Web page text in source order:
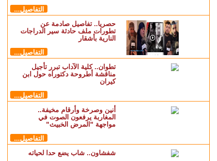
التفاصيل...
حصريا.. تفاصيل صادمة عن
تطورات ملف حادثة سير الدراجات
النارية بأشقار
التفاصيل...
تطوان.. كلية الآداب تبرر تأجيل
مناقشة أطروحة دكتوراه حول ابن
كيران
التفاصيل...
أنين وصرخة وأرقام مخيفة..
المغاربة يرفعون الصوت في
مواجهة "المرض الخبيث"
التفاصيل...
شفشاون.. شاب يضع حدا لحياته